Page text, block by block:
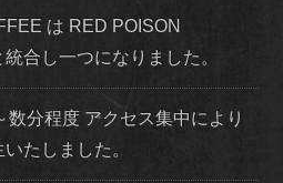
は RED POISON
合し一つになりました。
分程度 アクセス集中により
たしました。